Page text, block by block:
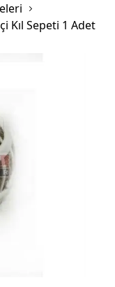
Kıl Sepeti 1 Adet